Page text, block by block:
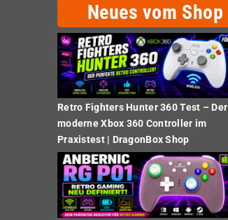
Neues vom Shop
Retro Fighters Hunter 360 Test – Der
moderne Xbox 360 Controller im
Praxistest | DragonBox Shop